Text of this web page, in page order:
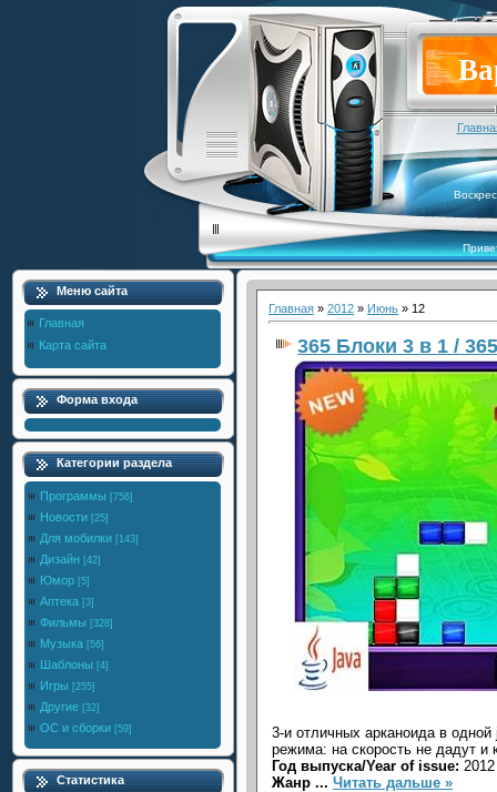
Меню сайта
Главная
Карта сайта
Форма входа
Категории раздела
Программы [756]
Новости [25]
Для мобилки [143]
Дизайн [42]
Юмор [5]
Аптека [3]
Фильмы [328]
Музыка [56]
Шаблоны [4]
Игры [255]
Другие [32]
ОС и сборки [59]
Статистика
Главная » 2012 » Июнь » 12
365 Блоки 3 в 1 /
3-и отличных арканоида в
режима: на скорость не дадут и
Год выпуска/Year of issue: 2012
Жанр ... Читать дальше »